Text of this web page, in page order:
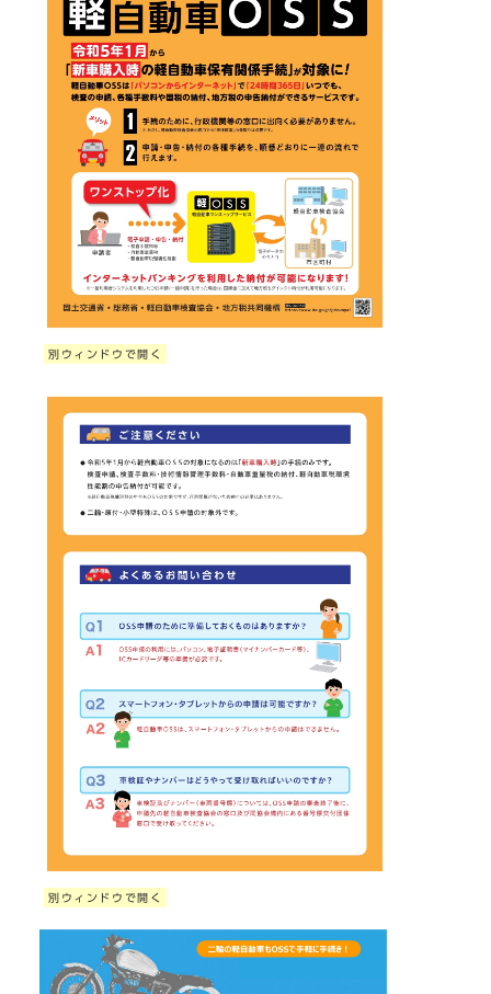
別ウィンドウで開く
別ウィンドウで開く